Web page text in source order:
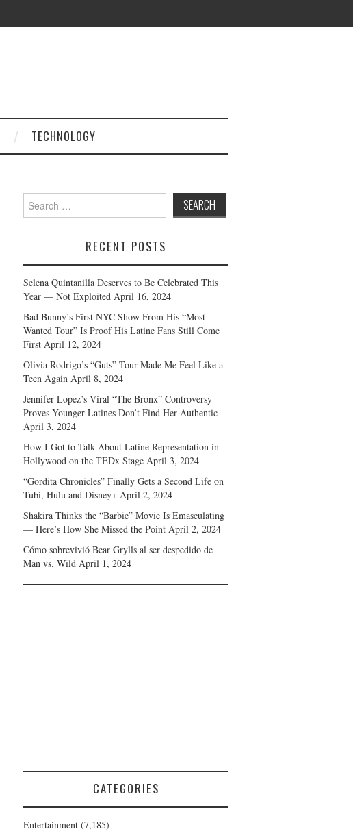
TECHNOLOGY
Search
for:
RECENT POSTS
Selena Quintanilla Deserves to Be Celebrated This
Year — Not Exploited April 16, 2024
Bad Bunny’s First NYC Show From His “Most
Wanted Tour” Is Proof His Latine Fans Still Come
First April 12, 2024
Olivia Rodrigo’s “Guts” Tour Made Me Feel Like a
Teen Again April 8, 2024
Jennifer Lopez’s Viral “The Bronx” Controversy
Proves Younger Latines Don’t Find Her Authentic
April 3, 2024
How I Got to Talk About Latine Representation in
Hollywood on the TEDx Stage April 3, 2024
“Gordita Chronicles” Finally Gets a Second Life on
Tubi, Hulu and Disney+ April 2, 2024
Shakira Thinks the “Barbie” Movie Is Emasculating
— Here’s How She Missed the Point April 2, 2024
Cómo sobrevivió Bear Grylls al ser despedido de
Man vs. Wild April 1, 2024
CATEGORIES
Entertainment (7,185)